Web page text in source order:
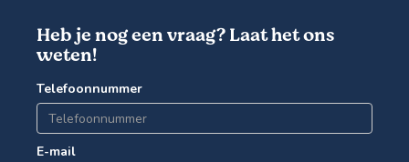
Heb je nog een vraag? Laat het ons
weten!
Telefoonnummer
E-mail